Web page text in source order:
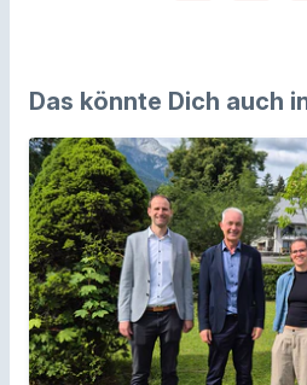
Das könnte Dich auch